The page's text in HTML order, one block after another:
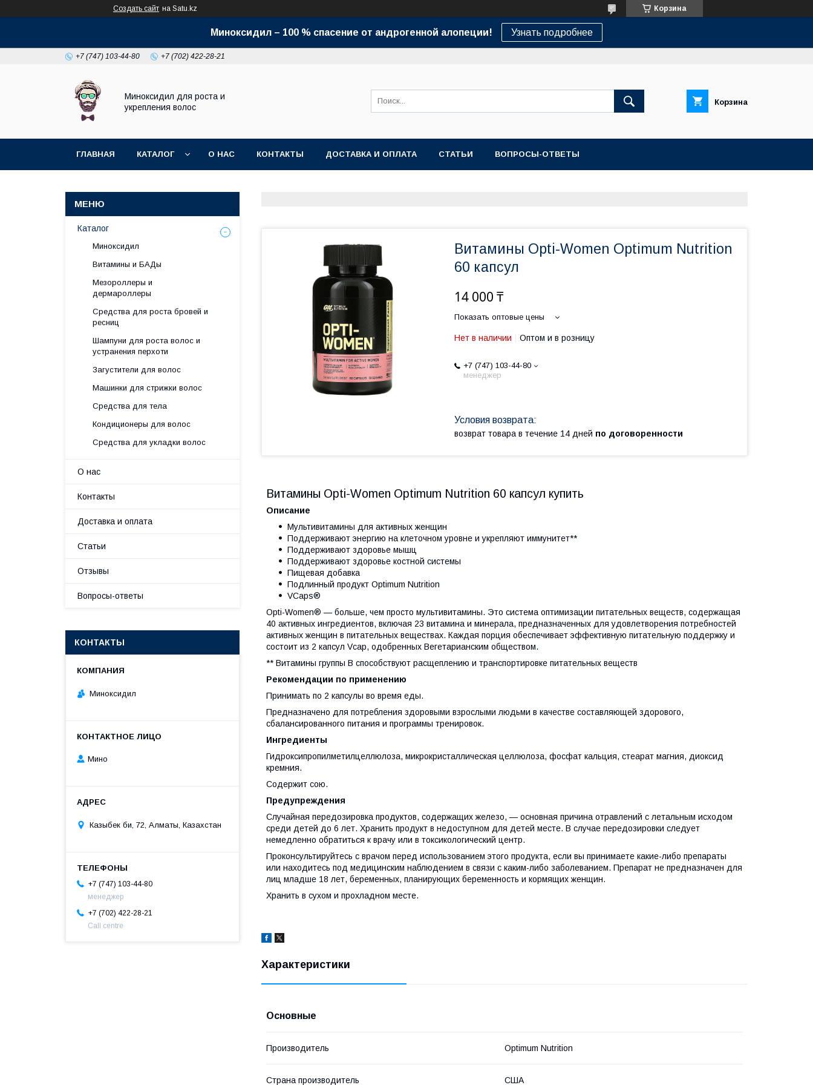
Создать сайт на Satu.kz Корзина
Миноксидил – 100 % спасение от андрогенной алопеции! Узнать подробнее
+7 (747) 103-44-80 +7 (702) 422-28-21
Миноксидил для роста и
укрепления волос
Корзина
ГЛАВНАЯ КАТАЛОГ О НАС КОНТАКТЫ ДОСТАВКА И ОПЛАТА СТАТЬИ ВОПРОСЫ-ОТВЕТЫ
Витамины Opti-Women Optimum Nutrition
60 капсул
14 000 ₸
Показать оптовые цены
Нет в наличии Оптом и в розницу
+7 (747) 103-44-80
менеджер
возврат товара в течение 14 дней по договоренности
Витамины Opti-Women Optimum Nutrition 60 капсул купить
Описание
Мультивитамины для активных женщин
Поддерживают энергию на клеточном уровне и укрепляют иммунитет**
Поддерживают здоровье мышц
Поддерживают здоровье костной системы
Пищевая добавка
Подлинный продукт Optimum Nutrition
VCaps®
Opti-Women® — больше, чем просто мультивитамины. Это система оптимизации питательных веществ, содержащая
40 активных ингредиентов, включая 23 витамина и минерала, предназначенных для удовлетворения потребностей
активных женщин в питательных веществах. Каждая порция обеспечивает эффективную питательную поддержку и
состоит из 2 капсул Vcap, одобренных Вегетарианским обществом.
** Витамины группы B способствуют расщеплению и транспортировке питательных веществ
Рекомендации по применению
Принимать по 2 капсулы во время еды.
Предназначено для потребления здоровыми взрослыми людьми в качестве составляющей здорового,
сбалансированного питания и программы тренировок.
Ингредиенты
Гидроксипропилметилцеллюлоза, микрокристаллическая целлюлоза, фосфат кальция, стеарат магния, диоксид
кремния.
Содержит сою.
Предупреждения
Случайная передозировка продуктов, содержащих железо, — основная причина отравлений с летальным исходом
среди детей до 6 лет. Хранить продукт в недоступном для детей месте. В случае передозировки следует
немедленно обратиться к врачу или в токсикологический центр.
Проконсультируйтесь с врачом перед использованием этого продукта, если вы принимаете какие-либо препараты
или находитесь под медицинским наблюдением в связи с каким-либо заболеванием. Препарат не предназначен для
лиц младше 18 лет, беременных, планирующих беременность и кормящих женщин.
Хранить в сухом и прохладном месте.
Характеристики
Основные
Производитель Optimum Nutrition
Страна производитель США
Каталог
Миноксидил
Витамины и БАДы
Мезороллеры и
дермароллеры
Средства для роста бровей и
ресниц
Шампуни для роста волос и
устранения перхоти
Загустители для волос
Машинки для стрижки волос
Средства для тела
Кондиционеры для волос
Средства для укладки волос
О нас
Контакты
Доставка и оплата
Статьи
Отзывы
Вопросы-ответы
КОНТАКТЫ
Миноксидил
Мино
Казыбек би, 72, Алматы, Казахстан
+7 (747) 103-44-80
менеджер
+7 (702) 422-28-21
Call centre